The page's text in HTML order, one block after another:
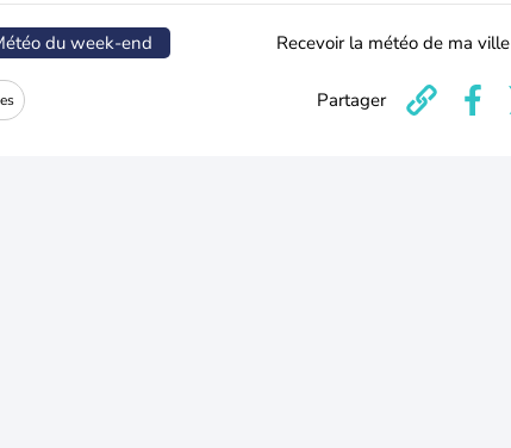
du week-end Recevoir la météo de ma ville
Partager